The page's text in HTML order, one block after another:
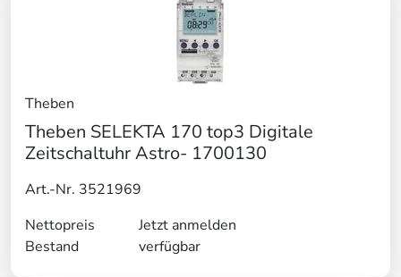
Theben
Theben SELEKTA 170 top3 Digitale
Zeitschaltuhr Astro- 1700130
Art.-Nr. 3521969
Nettopreis
Jetzt anmelden
Bestand
verfügbar